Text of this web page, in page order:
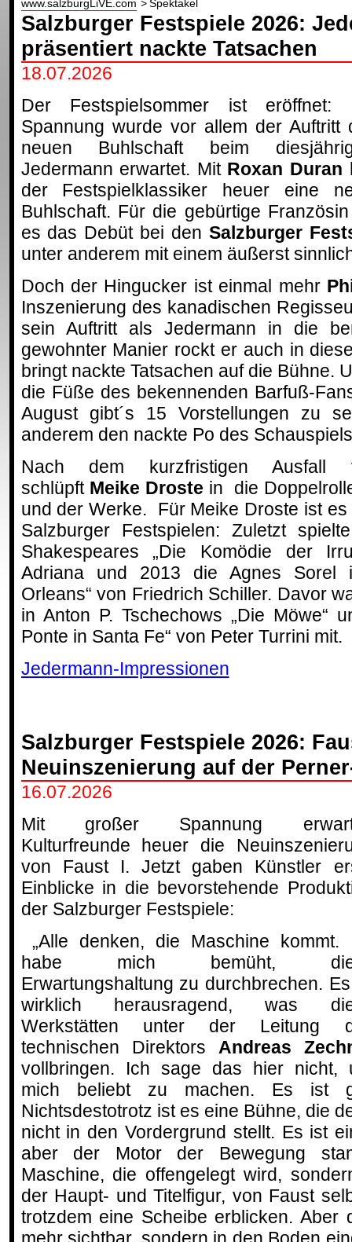
www.salzburgLiVE.com Spektakel
Salzburger Festspiele 2026:
präsentiert nackte Tatsachen
18.07.2026
Der Festspielsommer ist eröffnet:
Spannung wurde vor allem der Auftritt
neuen Buhlschaft beim
Jedermann erwartet. Mit Roxan Duran
der Festspielklassiker heuer eine
Buhlschaft. Für die gebürtige
es das Debüt bei den Salzburger
unter anderem mit einem äußerst
Doch der Hingucker ist einmal mehr
Inszenierung des kanadischen
sein Auftritt als Jedermann in die
gewohnter Manier rockt er auch in
bringt nackte Tatsachen auf die Bühne.
die Füße des bekennenden Barfuß-
August gibt´s 15 Vorstellungen zu
anderem den nackte Po des
Nach dem kurzfristigen Ausfall
schlüpft Meike Droste in die
und der Werke. Für Meike Droste ist
Salzburger Festspielen: Zuletzt
Shakespeares „Die Komödie der
Adriana und 2013 die Agnes Sorel
Orleans“ von Friedrich Schiller. Davor
in Anton P. Tschechows „Die Möwe“
Ponte in Santa Fe“ von Peter Turrini mit.
Jedermann-Impressionen
Salzburger Festspiele 2026:
Neuinszenierung auf der
16.07.2026
Mit großer Spannung
Kulturfreunde heuer die
von Faust I. Jetzt gaben Künstler
Einblicke in die bevorstehende
der Salzburger Festspiele:
„Alle denken, die Maschine kommt.
habe mich bemüht,
Erwartungshaltung zu durchbrechen.
wirklich herausragend, was
Werkstätten unter der Leitung
technischen Direktors Andreas
vollbringen. Ich sage das hier nicht,
mich beliebt zu machen. Es ist
Nichtsdestotrotz ist es eine Bühne, die
nicht in den Vordergrund stellt. Es ist
aber der Motor der Bewegung
Maschine, die offengelegt wird,
der Haupt- und Titelfigur, von Faust
trotzdem eine Scheibe erblicken. Aber